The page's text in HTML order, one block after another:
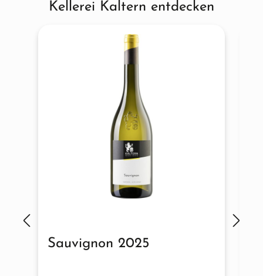
Kellerei Kaltern entdecken
Sauvignon 2025